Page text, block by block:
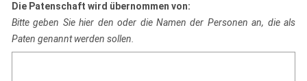
Die Patenschaft wird übernommen von:
Bitte geben Sie hier den oder die Namen der Personen an, die als
Paten genannt werden sollen.